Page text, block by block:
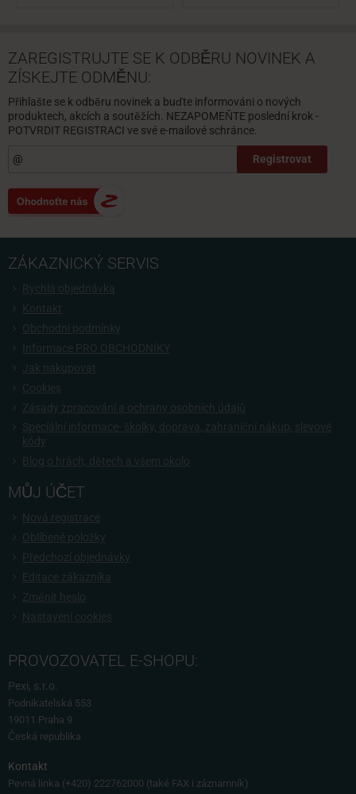
ZAREGISTRUJTE SE K ODBĚRU NOVINEK A
ZÍSKEJTE ODMĚNU:
Přihlašte se k odběru novinek a buďte informováni o nových
produktech, akcích a soutěžích. NEZAPOMEŇTE poslední krok -
POTVRDIT REGISTRACI ve své e-mailové schránce.
Registrovat
ZÁKAZNICKÝ SERVIS
Rychlá objednávka
Kontakt
Obchodní podmínky
Informace PRO OBCHODNÍKY
Jak nakupovat
Cookies
Zásady zpracování a ochrany osobních údajů
Speciální informace- školky, doprava, zahraniční nákup, slevové
kódy
Blog o hrách, dětech a všem okolo
MŮJ ÚČET
Nová registrace
Oblíbené položky
Předchozí objednávky
Editace zákazníka
Změnit heslo
Nastavení cookies
PROVOZOVATEL E-SHOPU:
Pexi, s.r.o.
Podnikatelská 553
19011 Praha 9
Česká republika
Kontakt
Pevná linka (+420) 222762000 (také FAX i záznamník)